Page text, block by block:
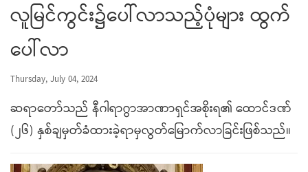
လူမြင်ကွင်း၌ပေါ်လာသည့်ပုံများ ထွက်
ပေါ်လာ
Thursday, July 04, 2024
ဆရာတော်သည် နီဂါရာဂွာအာဏာရှင်အစိုးရ၏ ထောင်ဒဏ်
(၂၆) နှစ်ချမှတ်ခံထားခဲ့ရာမှလွတ်မြောက်လာခြင်းဖြစ်သည်။